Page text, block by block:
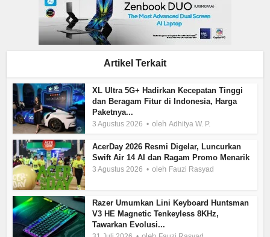
Artikel Terkait
XL Ultra 5G+ Hadirkan Kecepatan Tinggi
dan Beragam Fitur di Indonesia, Harga
Paketnya...
3 Agustus 2026 olehAdhitya W. P.
AcerDay 2026 Resmi Digelar, Luncurkan
Swift Air 14 AI dan Ragam Promo Menarik
3 Agustus 2026 oleh Fauzi Rasyad
Razer Umumkan Lini Keyboard Huntsman
V3 HE Magnetic Tenkeyless 8KHz,
Tawarkan Evolusi...